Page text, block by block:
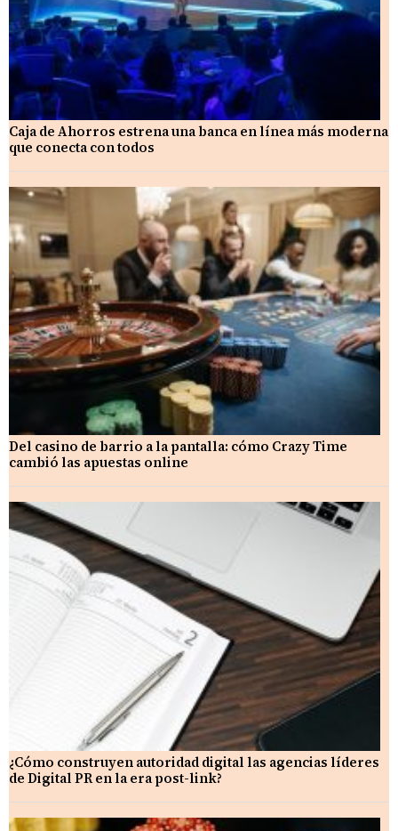
Caja de Ahorros estrena una banca en línea más moderna
que conecta con todos
Del casino de barrio a la pantalla: cómo Crazy Time
cambió las apuestas online
¿Cómo construyen autoridad digital las agencias líderes
de Digital PR en la era post-link?